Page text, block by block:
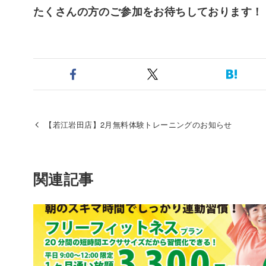
たくさんの方のご参加をお待ちしております！
【若江岩田店】2月無料体験トレーニングのお知らせ
関連記事